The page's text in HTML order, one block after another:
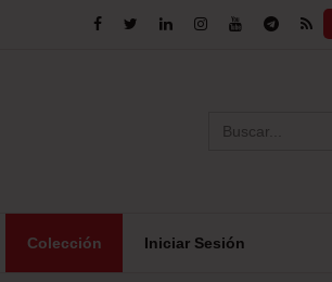
for:
Colección Iniciar Sesión